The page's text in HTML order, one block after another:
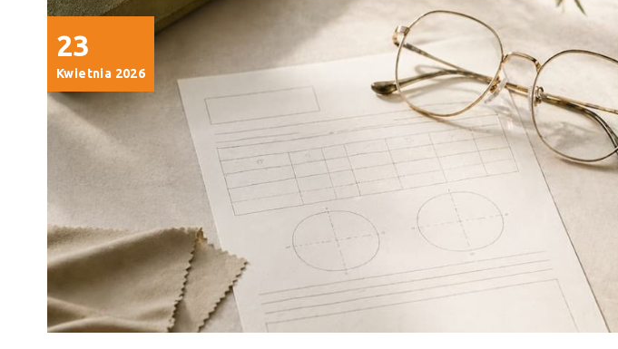
23
Kwietnia 2026